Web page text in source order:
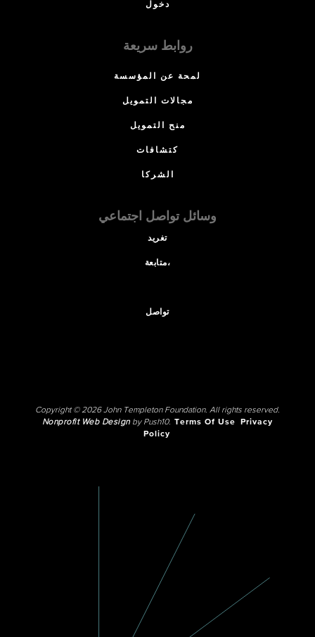
دخول
روابط سريعة
لمحة عن المؤسسة
مجالات التمويل
منح التمويل
كتشافات
الشركا
وسائل تواصل اجتماعي
تغريد
متابعة،
تواصل
Copyright © 2026 John Templeton Foundation. All rights reserved.
Nonprofit Web Designby Push10. Terms Of Use
Privacy
Policy